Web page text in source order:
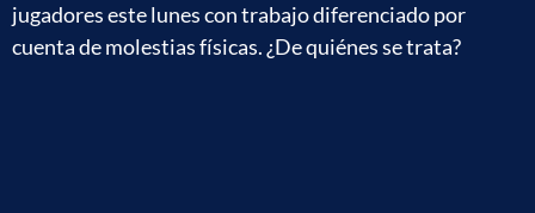
jugadores este lunes con trabajo diferenciado por
cuenta de molestias físicas. ¿De quiénes se trata?